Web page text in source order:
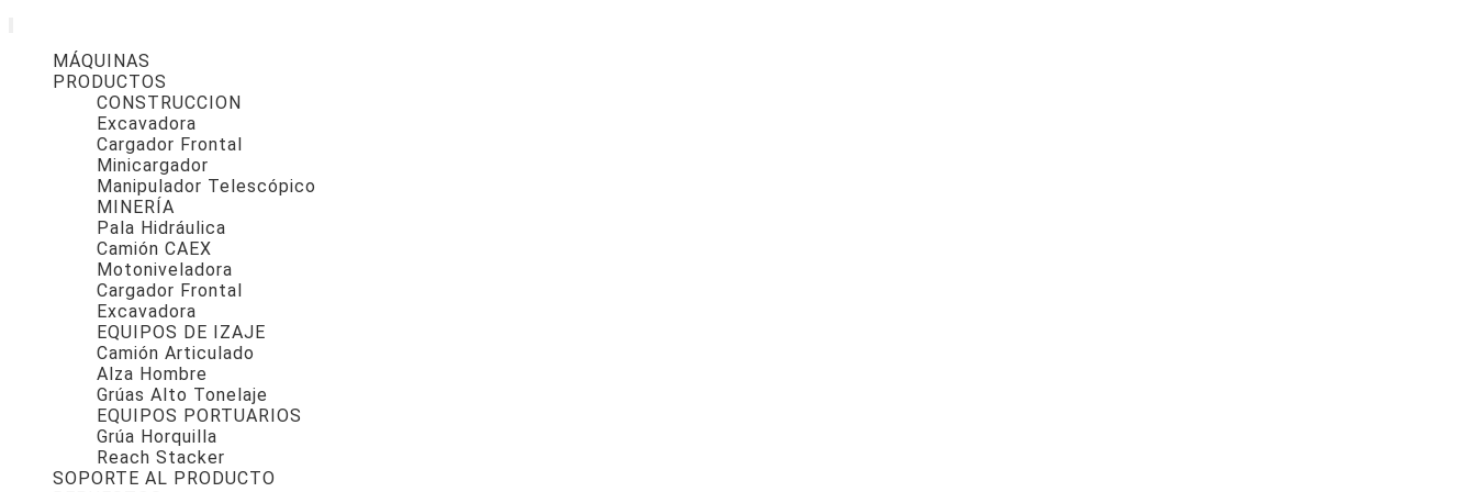
MÁQUINAS
PRODUCTOS
CONSTRUCCION
Excavadora
Cargador Frontal
Minicargador
Manipulador Telescópico
MINERÍA
Pala Hidráulica
Camión CAEX
Motoniveladora
Cargador Frontal
Excavadora
EQUIPOS DE IZAJE
Camión Articulado
Alza Hombre
Grúas Alto Tonelaje
EQUIPOS PORTUARIOS
Grúa Horquilla
Reach Stacker
SOPORTE AL PRODUCTO